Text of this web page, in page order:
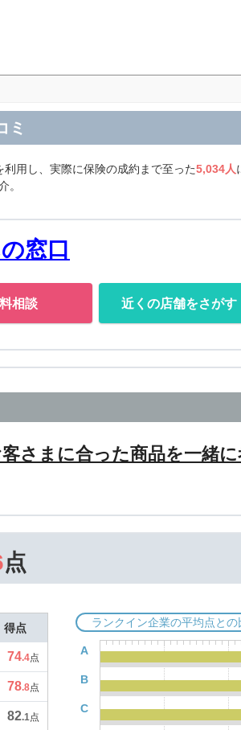
ミ
用し、実際に保険の成約まで至った5,034人
。
窓口
相談 近くの店舗をさがす
さまに合った商品を一緒
点
得点
74.4点
78.8点
82.1点
ランクイン企業の平均点との
A
B
C